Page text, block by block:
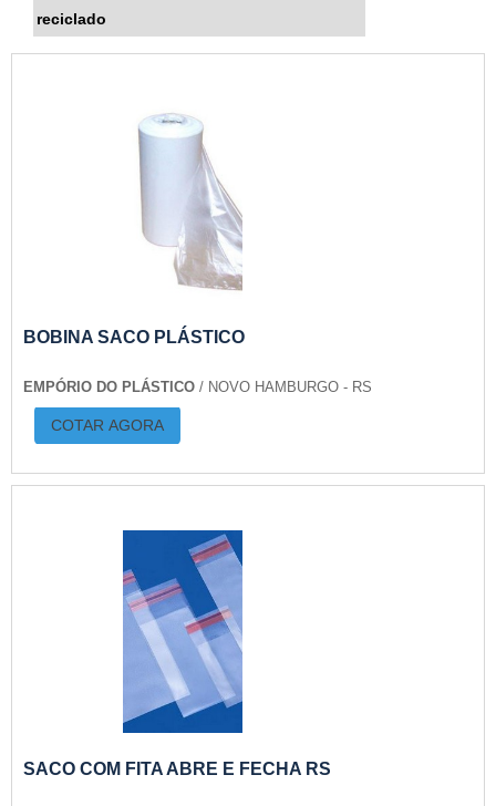
reciclado
BOBINA SACO PLÁSTICO
EMPÓRIO DO PLÁSTICO / NOVO HAMBURGO - RS
COTAR AGORA
SACO COM FITA ABRE E FECHA RS